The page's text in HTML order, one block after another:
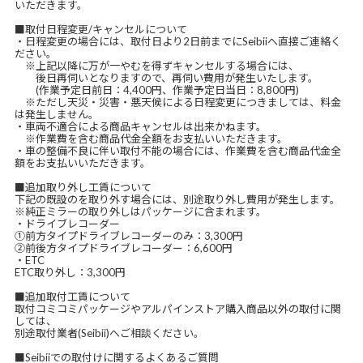
いただきます。
■取付日程変更/キャンセルについて
・日程変更の場合には、取付日より2日前までにSeibiiへ直接ご連絡く
ださい。
※上記以降に万が一やむを得ずキャンセルする場合には、
後日再伺いとなりますので、再伺い費用が発生いたします。
(作業予定日前日：4,400円、作業予定日当日：8,800円)
※ただし天災・災害・悪天候による日程変更につきましては、料金
は発生しません。
・車両不適合による商品キャンセルは出来かねます。
※作業費を含む商品代金全額をお支払いいただきます。
・車の整備不良に伴い取付不能の場合には、作業費を含む商品代金全
額をお支払いいただきます。
■追加取り外し工賃について
下記の既設のを取り外す場合には、別途取り外し費用が発生します。
※純正ミラーの取り外しはパッケージに含まれます。
・ドライブレコーダー
①前方タイプドライブレコーダーのみ：3,300円
②前後方タイプドライブレコーダー：6,600円
・ETC
ETC取り外し：3,300円
■追加取付工賃について
取付コミコミパッケージやアルパインストア購入商品以外の取付に関
しては、
別途取付業者(Seibii)へご相談ください。
■Seibiiでの取付けに関するよくあるご質問